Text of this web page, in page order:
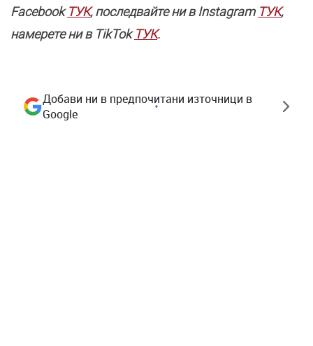
FacebookТУК, последвайте ни в Instagram ТУК,
намерете ни в TikTokТУК.
Добави ни в предпочитани източници в
Google